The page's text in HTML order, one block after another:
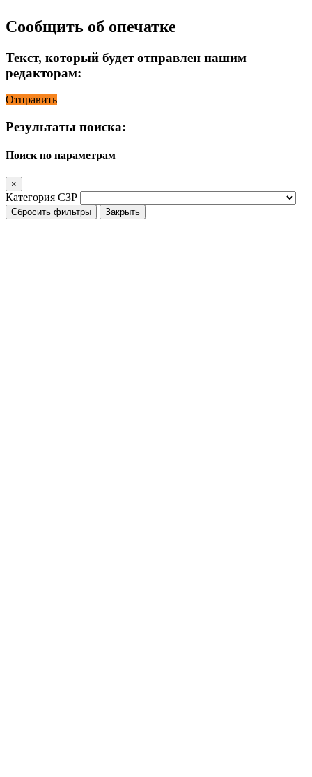
Сообщить об опечатке
Текст, который будет отправлен нашим
редакторам:
Отправить
Результаты поиска:
Поиск по параметрам
×
Категория СЗР
Сбросить фильтры Закрыть